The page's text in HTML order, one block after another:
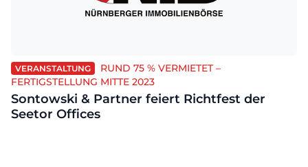
VERANSTALTUNG
RUND 75 % VERMIETET –
FERTIGSTELLUNG MITTE 2023
Sontowski & Partner feiert Richtfest der
Seetor Offices